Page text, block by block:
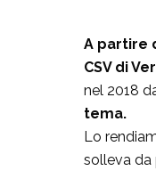
A partire
CSV di
nel 2018
tema.
Lo
solleva da